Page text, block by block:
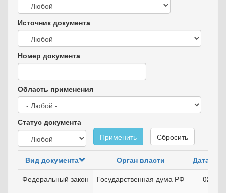
Источник документа
Номер документа
Область применения
Статус документа
Применить
Сбросить
Вид документа Орган власти
Дата
Федеральный закон
Государственная дума РФ